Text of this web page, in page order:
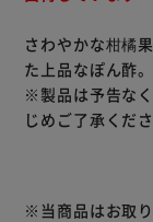
さわやかな柑橘
た上品なぽん酢。
※製品は予告な
じめご了承くださ
※当商品はお取